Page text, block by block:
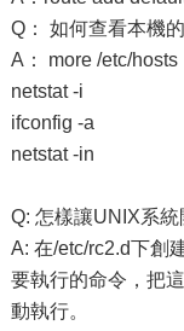
Q： 如何查看本機
A： more /etc/hosts
netstat -i
ifconfig -a
netstat -in
Q: 怎樣讓UNIX系
A: 在/etc/rc2.d下創
要執行的命令，把
動執行。